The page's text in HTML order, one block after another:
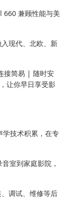
660 兼顾性能与美
现代、北欧、新
接简易 | 随时安
让你早日享受影
学技术积累，在专
室到家庭影院，
调试、维修等后